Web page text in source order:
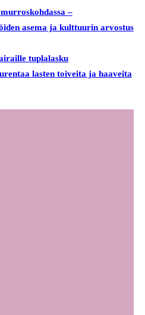
–
asema ja kulttuurin arvostus
tuplalasku
lasten toiveita ja haaveita